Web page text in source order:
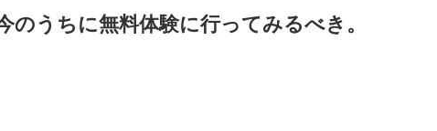
うちに無料体験に行ってみるべき。